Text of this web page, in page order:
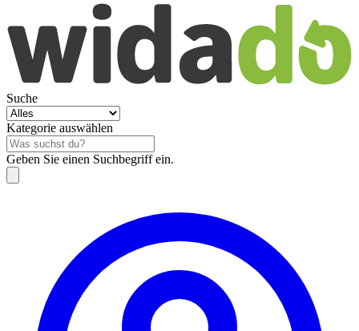
Suche
Kategorie auswählen
Geben Sie einen Suchbegriff ein.